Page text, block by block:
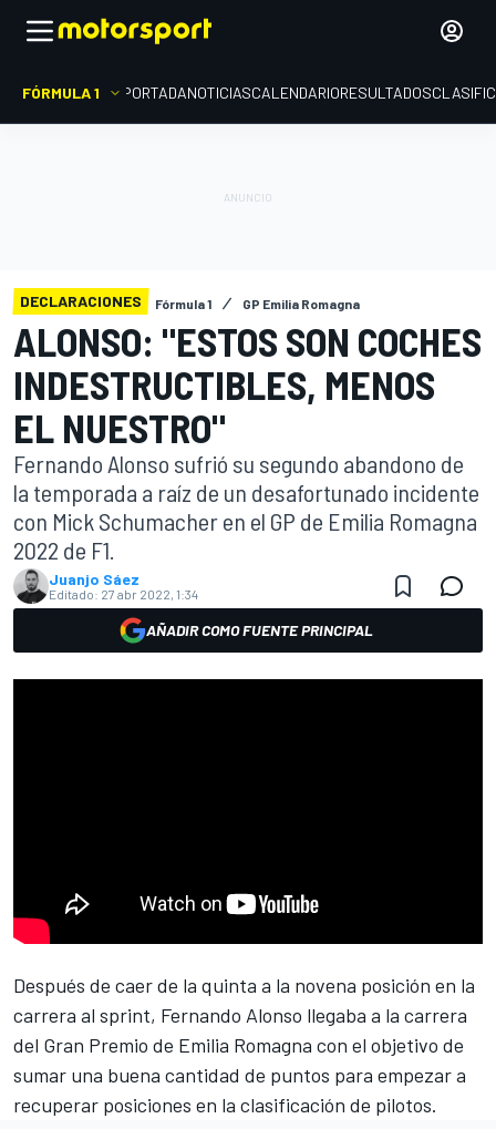
FÓRMULA 1 PORTADANOTICIASCALENDARIORESULTADOS
DECLARACIONES Fórmula 1 GP Emilia Romagna
ALONSO: "ESTOS SON COCHES
INDESTRUCTIBLES, MENOS
EL NUESTRO"
Fernando Alonso sufrió su segundo abandono de
la temporada a raíz de un desafortunado incidente
con Mick Schumacher en el GP de Emilia Romagna
2022 de F1.
Juanjo Sáez
Editado: 27 abr 2022, 1:34
AÑADIR COMO FUENTE PRINCIPAL
Después de caer de la quinta a la novena posición en la
carrera al sprint, Fernando Alonso llegaba a la carrera
del Gran Premio de Emilia Romagna con el objetivo de
sumar una buena cantidad de puntos para empezar a
recuperar posiciones en la clasificación de pilotos.